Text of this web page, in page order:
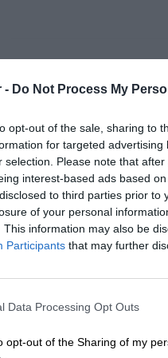
- Do Not Process My
opt-out of the sale, sharing to
for targeted
selection. Please note that
interest-based ads based
to third parties prior
of your personal
This information may also be
Participants that may further
Data Processing Opt Outs
opt-out of the Sharing of my
Baterie HP są używane
firmy HP. Zapewniają one
zewnętrznego.
Istnieje wiele rodzajów baterii
względem pojemności,
Czas działania baterii HP
użytkowania. Większość
Baterie HP, podobnie jak
działania na baterii.
Szukając nowej baterii do